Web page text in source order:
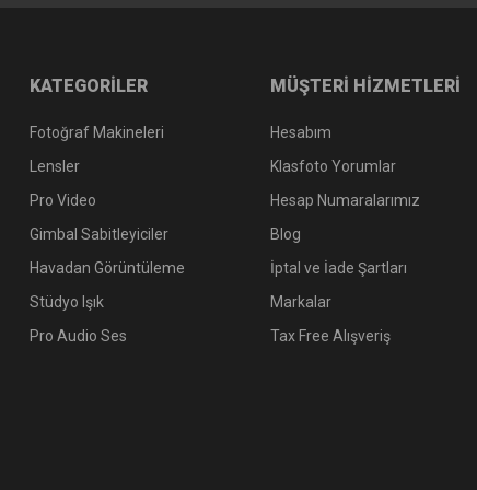
KATEGORİLER
Fotoğraf Makineleri
Lensler
Pro Video
Gimbal Sabitleyiciler
Havadan Görüntüleme
Stüdyo Işık
Pro Audio Ses
MÜŞTERİ HİZMETLERİ
Hesabım
Klasfoto Yorumlar
Hesap Numaralarımız
Blog
İptal ve İade Şartları
Markalar
Tax Free Alışveriş